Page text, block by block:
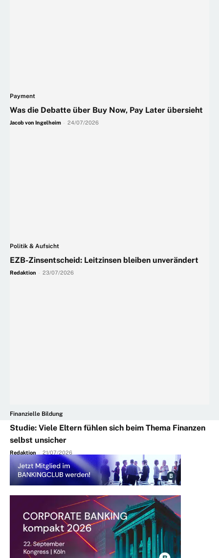
Payment
Was die Debatte über Buy Now, Pay Later übersieht
Jacob von Ingelheim 24/07/2026
Politik & Aufsicht
EZB-Zinsentscheid: Leitzinsen bleiben unverändert
Redaktion 23/07/2026
Finanzielle Bildung
Studie: Viele Eltern fühlen sich beim Thema Finanzen
selbst unsicher
Redaktion - 21/07/2026